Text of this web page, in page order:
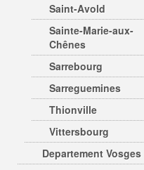
Saint-Avold
Sainte-Marie-aux-
Chênes
Sarrebourg
Sarreguemines
Thionville
Vittersbourg
Departement Vosges